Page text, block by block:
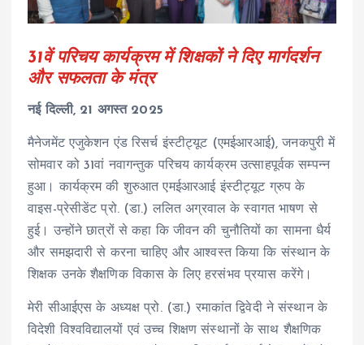
31वें परिचय कार्यक्रम में शिक्षकों ने दिए मार्गदर्शन
और सफलता के मंत्र
नई दिल्ली, 21 अगस्त 2025
मैनेजमेंट एजुकेशन एंड रिसर्च इंस्टीट्यूट (एमईआरआई), जनकपुरी में
सोमवार को 31वां नवागन्तुक परिचय कार्यक्रम उत्साहपूर्वक सम्पन्न
हुआ। कार्यक्रम की शुरुआत एमईआरआई इंस्टीट्यूट ग्रुप के
वाइस-प्रेसीडेंट प्रो. (डा.) ललित अग्रवाल के स्वागत भाषण से
हुई। उन्होंने छात्रों से कहा कि जीवन की चुनौतियों का सामना धैर्य
और समझदारी से करना चाहिए और आश्वस्त किया कि संस्थान के
शिक्षक उनके शैक्षणिक विकास के लिए हरसंभव प्रयास करेंगे।
मेरी सीआईएस के अध्यक्ष प्रो. (डा.) रमाकांत द्विवेदी ने संस्थान के
विदेशी विश्वविद्यालयों एवं उच्च शिक्षण संस्थानों के साथ शैक्षणिक